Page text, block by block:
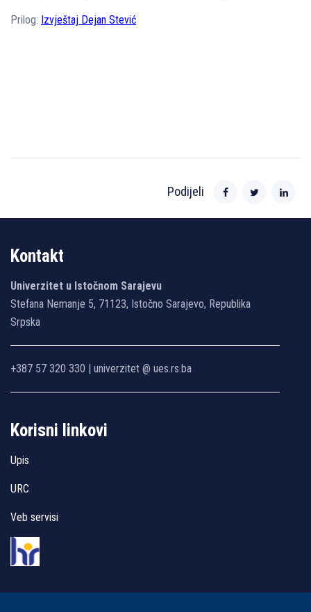
Prilog: Izvještaj Dejan Stević
Podijeli
Kontakt
Univerzitet u Istočnom Sarajevu
Stefana Nemanje 5, 71123, Istočno Sarajevo, Republika
Srpska
+387 57 320 330 | univerzitet @ ues.rs.ba
Korisni linkovi
Upis
URC
Veb servisi